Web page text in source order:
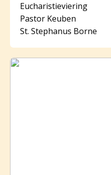
Eucharistieviering
Pastor Keuben
St. Stephanus Borne